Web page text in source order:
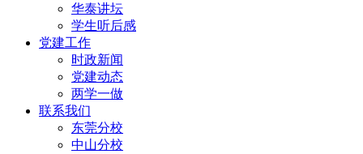
华泰讲坛
学生听后感
党建工作
时政新闻
党建动态
两学一做
联系我们
东莞分校
中山分校